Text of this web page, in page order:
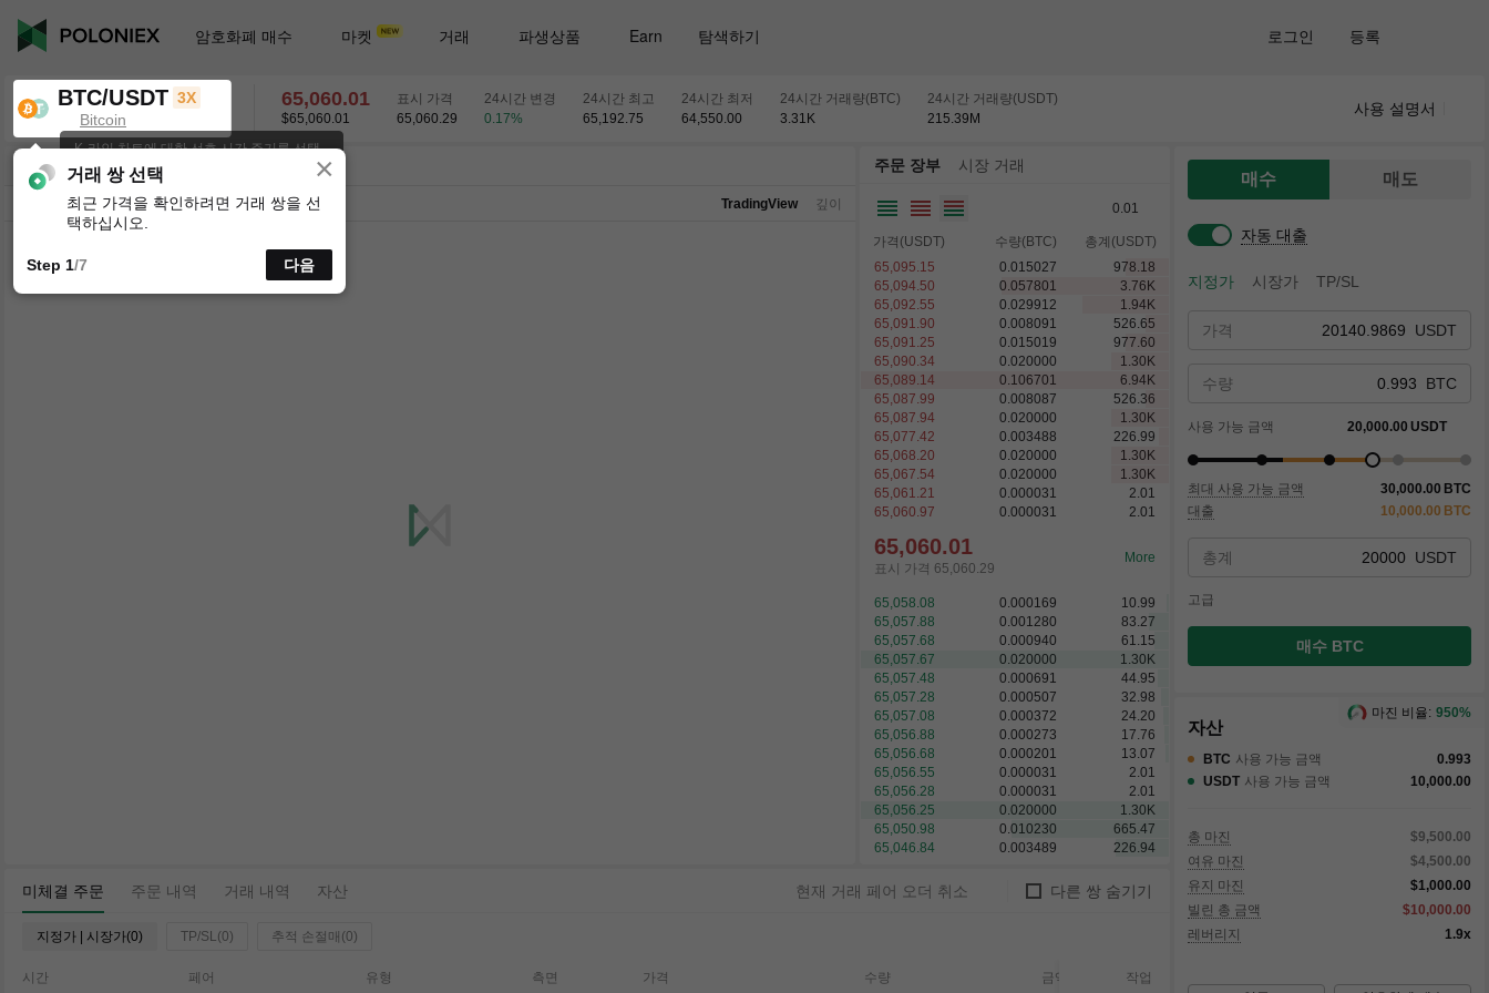
암호화폐 매수 마켓 거래 파생상품 Earn 탐색하기 로그인 등록
BTC/USDT 3X
Bitcoin
65,059.65
$65,059.65
표시 가격
65,060.29
24시간 변경
0.17%
24시간 최고
65,192.75
24시간 최저
64,550.00
24시간 거래량(BTC)
3.31 K
24시간 거래량(USDT)
215.39 M
사용 설명서
BTC/USDT 0.17 % 65,059.65
15분 1시간4시간 1일1주 TradingView 깊이
주문 장부 시장 거래
0.01
가격(USDT) 수량(BTC)
총계(USDT)
65,096.77
0.209988 13.66K
65,095.15
0.016827 1.09 K
65,094.50
0.057801 3.76 K
65,091.90
0.009062
589.86
65,091.25
0.015019
977.60
65,090.34
0.020000 1.30 K
65,089.14
0.106701 6.94 K
65,087.99
0.008087
526.36
65,087.94
0.020000 1.30 K
65,077.42
0.003488
226.99
65,068.20
0.020000 1.30 K
65,067.54
0.020000 1.30 K
65,061.21
0.000031
2.01
65,060.97
0.000031 2.01
65,059.65
표시 가격 65,060.29
More
65,058.08 0.000169
10.99
65,057.88
0.001280
83.27
65,057.68
0.000940
61.15
65,057.67
0.020000 1.30 K
65,057.48
0.000691
44.95
65,057.28
0.000507
32.98
65,057.08
0.000372
24.20
65,056.88
0.000273
17.76
65,056.68
0.000201
13.07
65,056.55
0.000031
2.01
65,056.28
0.000031
2.01
65,056.25
0.020000 1.30 K
65,052.00
0.066021 4.29K
65,050.98
0.010230 665.47
미체결 주문 주문 내역 거래 내역 자산 현재 거래 페어 오더 취소 다른 쌍 숨기기
지정가 | 시장가(0) TP/SL(0) 추적 손절매(0)
시간 페어 유형 측면 가격 수량 금액 작업
매수 매도
자동 대출
지정가 시장가 TP/SL
가격 USDT
수량 BTC
사용 가능 금액 20,000.00 USDT
최대 사용 가능 금액 30,000.00 BTC
대출
10,000.00 BTC
총계 USDT
고급
매수 BTC
자산
BTC 사용 가능 금액
0.993
USDT 사용 가능 금액 10,000.00
총 마진
$9,500.00
여유 마진
$4,500.00
유지 마진
$1,000.00
빌린 총 금액
$10,000.00
레버리지
1.9x
마진 비율: 950%
K-라인 차트에 대한 선호 시간 주기를 선택
하세요.
×
거래 쌍 선택
최근 가격을 확인하려면 거래 쌍을 선
택하십시오.
Step 1/7 다음